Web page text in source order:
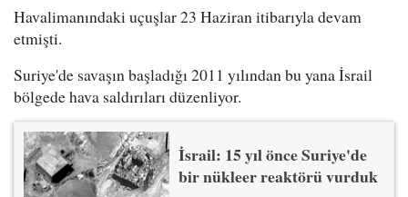
Havalimanındaki uçuşlar 23 Haziran itibarıyla devam
etmişti.
Suriye'de savaşın başladığı 2011 yılından bu yana İsrail
bölgede hava saldırıları düzenliyor.
İsrail: 15 yıl önce Suriye'de
bir nükleer reaktörü vurduk